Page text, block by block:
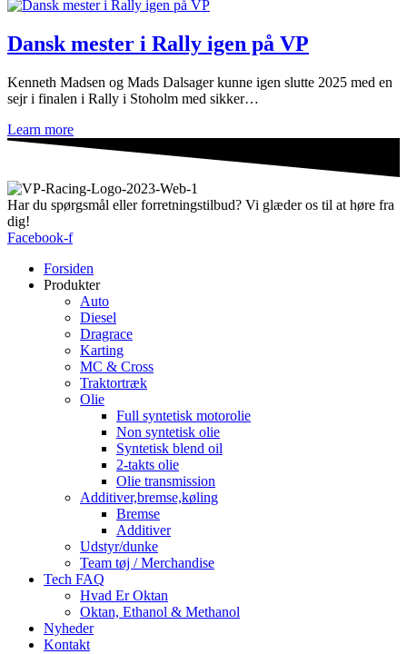
Dansk mester i Rally igen på VP
Kenneth Madsen og Mads Dalsager kunne igen slutte 2025 med en
sejr i finalen i Rally i Stoholm med sikker…
Learn more
Har du spørgsmål eller forretningstilbud? Vi glæder os til at høre fra
dig!
Facebook-f
Forsiden
Produkter
Auto
Diesel
Dragrace
Karting
MC & Cross
Traktortræk
Olie
Full syntetisk motorolie
Non syntetisk olie
Syntetisk blend oil
2-takts olie
Olie transmission
Additiver,bremse,køling
Bremse
Additiver
Udstyr/dunke
Team tøj / Merchandise
Tech FAQ
Hvad Er Oktan
Oktan, Ethanol & Methanol
Nyheder
Kontakt